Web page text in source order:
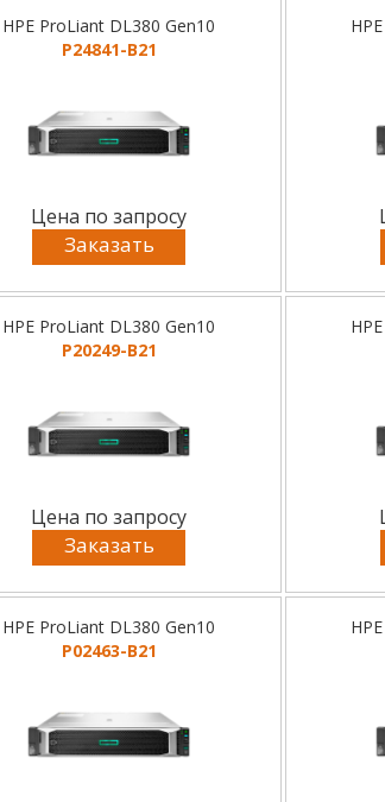
HPE ProLiant DL380 Gen10
P24841-B21
Цена по запросу
Заказать
HPE ProLiant DL380 Gen10
P20249-B21
Цена по запросу
Заказать
HPE ProLiant DL380 Gen10
P02463-B21